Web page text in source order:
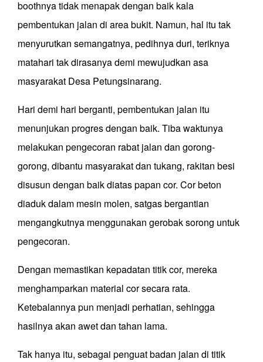
boothnya tidak menapak dengan baik kala
pembentukan jalan di area bukit. Namun, hal itu tak
menyurutkan semangatnya, pedihnya duri, teriknya
matahari tak dirasanya demi mewujudkan asa
masyarakat Desa Petungsinarang.
Hari demi hari berganti, pembentukan jalan itu
menunjukan progres dengan baik. Tiba waktunya
melakukan pengecoran rabat jalan dan gorong-
gorong, dibantu masyarakat dan tukang, rakitan besi
disusun dengan baik diatas papan cor. Cor beton
diaduk dalam mesin molen, satgas bergantian
mengangkutnya menggunakan gerobak sorong untuk
pengecoran.
Dengan memastikan kepadatan titik cor, mereka
menghamparkan material cor secara rata.
Ketebalannya pun menjadi perhatian, sehingga
hasilnya akan awet dan tahan lama.
Tak hanya itu, sebagai penguat badan jalan di titik